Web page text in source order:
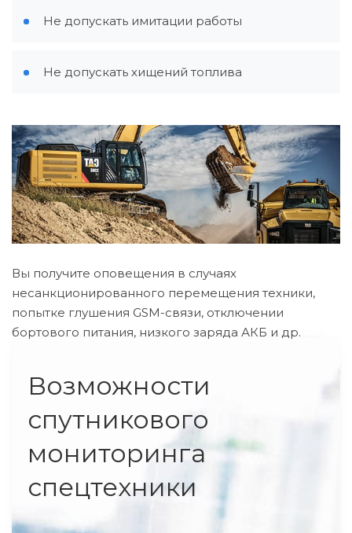
Не допускать имитации работы
Не допускать хищений топлива
Вы получите оповещения в случаях
несанкционированного перемещения техники,
попытке глушения GSM-связи, отключении
бортового питания, низкого заряда АКБ и др.
Возможности
спутникового
мониторинга
спецтехники